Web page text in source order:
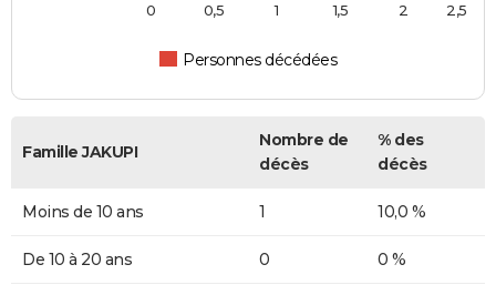
Personnes décédées
0 0,5 1 1,5 2 2,5
Famille JAKUPI
Nombre de
décès
% des
décès
Moins de 10 ans 1 10,0 %
De 10 à 20 ans 0 0 %